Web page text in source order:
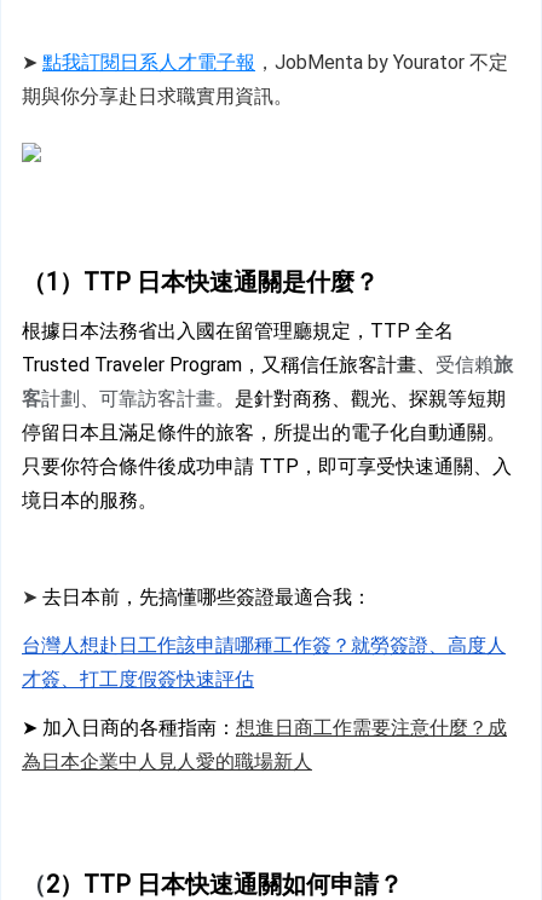
➤ 點我訂閱日系人才電子報 ，JobMenta by Yourator 不定
期與你分享赴日求職實用資訊。
（1）TTP 日本快速通關是什麼？
根據日本法務省出入國在留管理廳規定，TTP 全名
Trusted Traveler Program，又稱信任旅客計畫、 受信賴旅
客計劃、可靠訪客計畫。 是針對商務、觀光、探親等短期
停留日本且滿足條件的旅客，所提出的電子化自動通關。
只要你符合條件後成功申請 TTP，即可享受快速通關、入
境日本的服務。
➤ 去日本前，先搞懂哪些簽證最適合我：
台灣人想赴日工作該申請哪種工作簽？就勞簽證、高度人
才簽、打工度假簽快速評估
➤ 加入日商的各種指南： 想進日商工作需要注意什麼？成
為日本企業中人見人愛的職場新人
（2）TTP 日本快速通關如何申請？